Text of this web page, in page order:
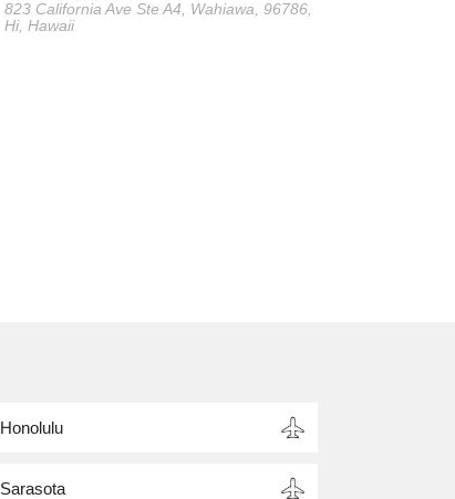
823 California Ave Ste A4, Wahiawa, 96786,
Hi, Hawaii
Honolulu
Sarasota